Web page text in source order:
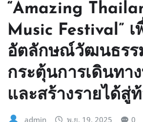
“Amazing
Music Festival”
อัตลักษณ์วัฒนธรร
กระตุ้นการเดินทา
และสร้างรายได้สู่
admin พ.ย. 19, 2025 0